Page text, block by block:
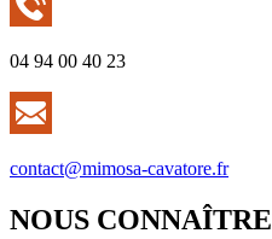
04 94 00 40 23
contact@mimosa-cavatore.fr
NOUS CONNAÎTRE